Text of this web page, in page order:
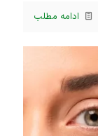
ادامه مطلب